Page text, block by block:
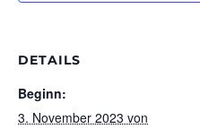
DETAILS
Beginn:
3. November 2023 von